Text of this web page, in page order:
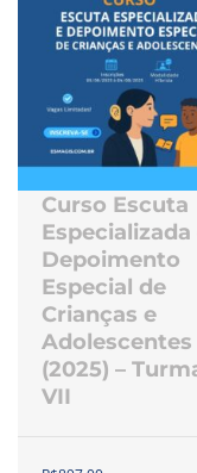
Curso Escuta
Especializada
Depoimento
Especial de
Crianças e
Adolescentes
(2025) –
VII